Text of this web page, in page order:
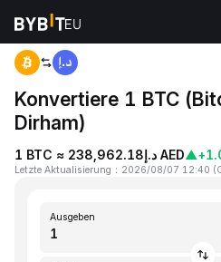
Home BTC to AED
Konvertiere 1 BTC
Dirham)
1 BTC ≈ د.إ238,962.18 AED▲
Letzte Aktualisierung ： 2026/08/07 12:40 (
Ausgeben